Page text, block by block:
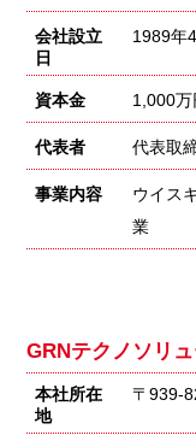
会社設立
日
1989年
資本金 1,000万
代表者 代表取
事業内容
ウイス
業
GRNテクノソリ
本社所在
地
〒939-